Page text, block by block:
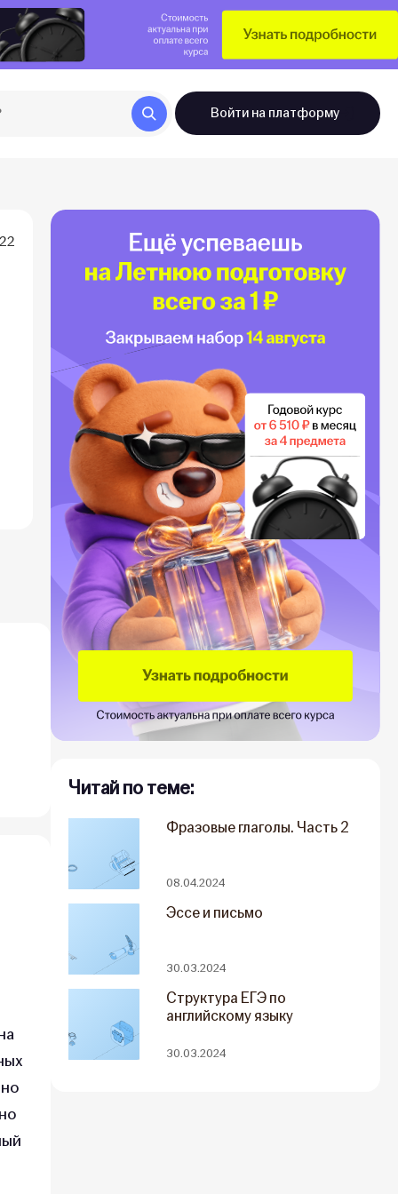
Войти на платформу
Читай по теме:
Фразовые глаголы. Часть 2
08.04.2024
Эссе и письмо
30.03.2024
Структура ЕГЭ по
английскому языку
30.03.2024